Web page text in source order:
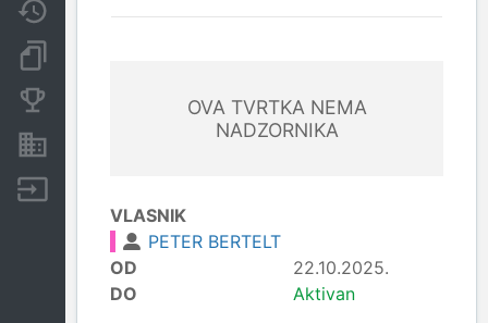
Konkurentske tvrtkeOVA TVRTKA NEMA
NADZORNIKA
VLASNIK
PETER BERTELT
OD
22.10.2025.
DO
Aktivan